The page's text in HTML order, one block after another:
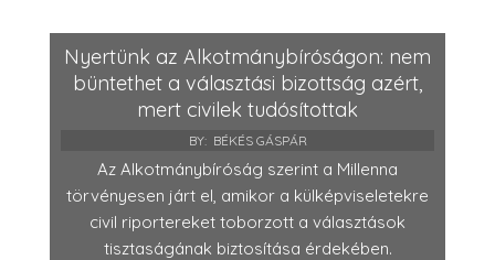
Nyertünk az Alkotmánybíróságon: nem
büntethet a választási bizottság azért,
mert civilek tudósítottak
BY: BÉKÉS GÁSPÁR
Az Alkotmánybíróság szerint a Millenna
törvényesen járt el, amikor a külképviseletekre
civil riportereket toborzott a választások
tisztaságának biztosítása érdekében.